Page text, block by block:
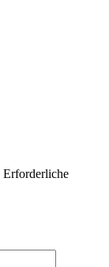
Erforderliche